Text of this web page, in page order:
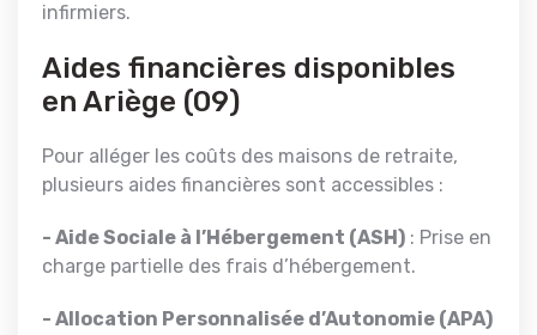
infirmiers.
Aides financières disponibles
en Ariège (09)
Pour alléger les coûts des maisons de retraite,
plusieurs aides financières sont accessibles :
- Aide Sociale à l’Hébergement (ASH) : Prise en
charge partielle des frais d’hébergement.
- Allocation Personnalisée d’Autonomie (APA)